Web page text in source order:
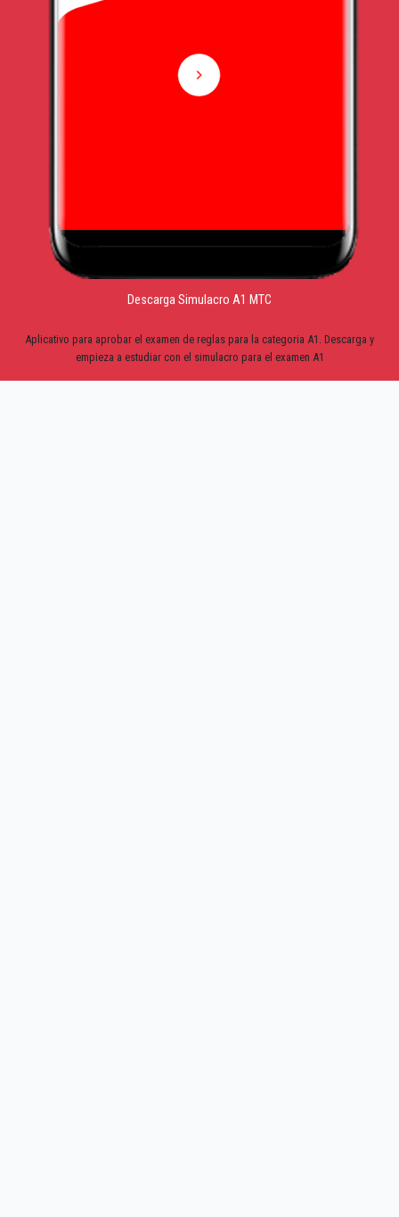
Descarga Simulacro A1 MTC
Aplicativo para aprobar el examen de reglas para la categoria A1. Descarga y
empieza a estudiar con el simulacro para el examen A1